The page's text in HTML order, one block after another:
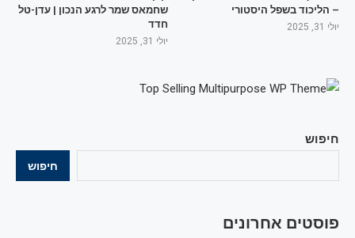
חיפוש
חיפוש
פוסטים אחרונים
– הליכוד בשפל היסטורי
יולי 31, 2025
שחמאס שמר לרגע הנכון | עדן-טל
חדד
יולי 31, 2025